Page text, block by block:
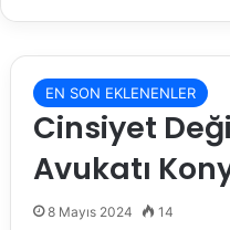
EN SON EKLENENLER
Cinsiyet
Avukatı
8 Mayıs 2024 14